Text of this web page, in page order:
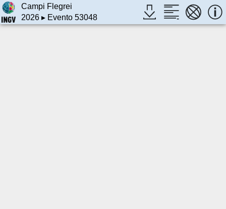
Campi Flegrei
2026▸ Evento 53048